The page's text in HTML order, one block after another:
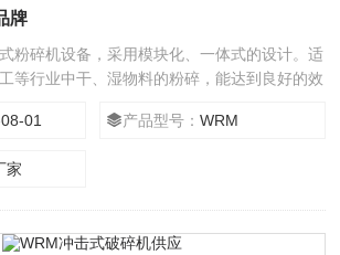
牌
粉碎机设备，采用模块化、一体式的设计。适
等行业中干、湿物料的粉碎，能达到良好的效
高的处理量.
01 产品型号：​WRM
家